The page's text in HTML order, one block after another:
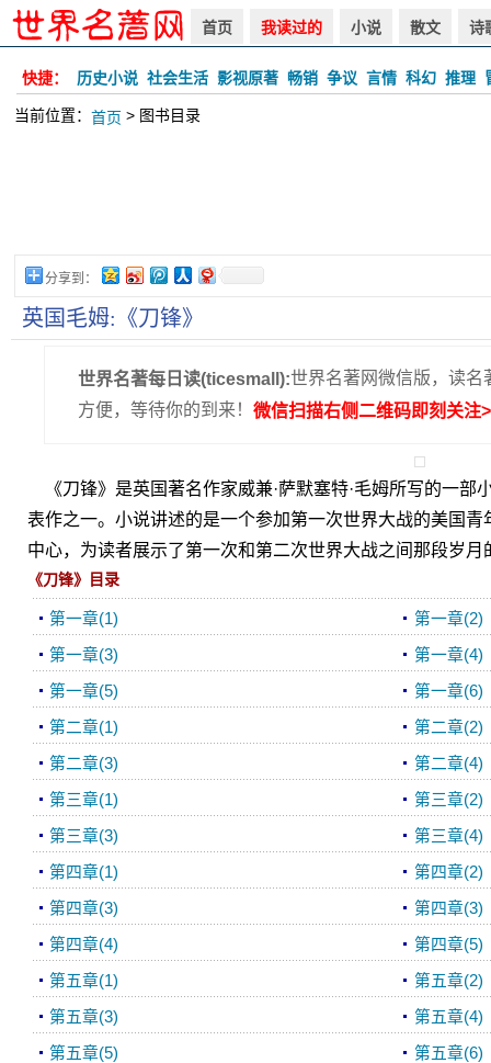
首页 我读过的 小说 散文 诗
快捷： 历史小说 社会生活 影视原著 畅销 争议 言情 科幻 推理
当前位置： 首页 > 图书目录
分享到：
英国毛姆:《刀锋》
世界名著每日读(ticesmall):世界名著网微信版，读名
方便，等待你的到来！ 微信扫描右侧二维码即刻关注
《刀锋》是英国著名作家威兼·萨默塞特·毛姆所写的一部
表作之一。小说讲述的是一个参加第一次世界大战的美国
中心，为读者展示了第一次和第二次世界大战之间那段岁月
《刀锋》目录
第一章(1) 第一章(2)
第一章(3) 第一章(4)
第一章(5) 第一章(6)
第二章(1) 第二章(2)
第二章(3) 第二章(4)
第三章(1) 第三章(2)
第三章(3) 第三章(4)
第四章(1) 第四章(2)
第四章(3) 第四章(3)
第四章(4) 第四章(5)
第五章(1) 第五章(2)
第五章(3) 第五章(4)
第五章(5) 第五章(6)